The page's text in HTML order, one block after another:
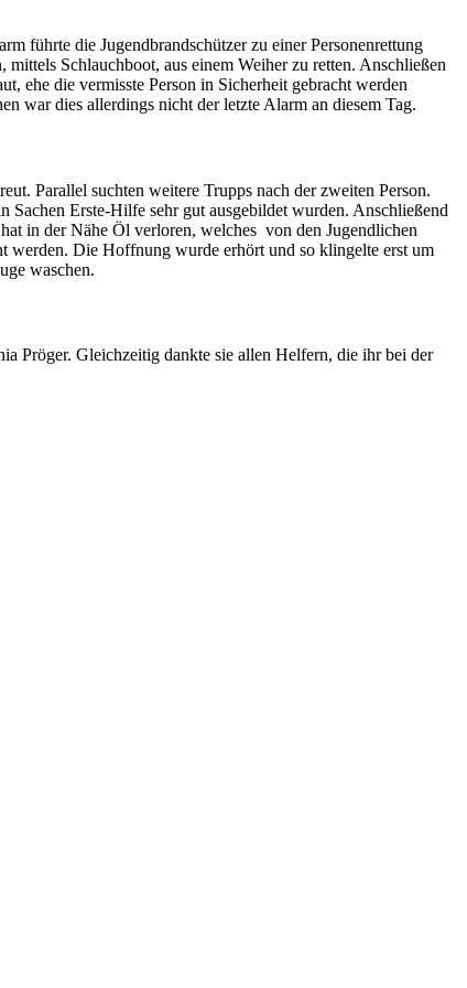
führte die Jugendbrandschützer zu einer Personenrettung
Schlauchboot, aus einem Weiher zu retten. Anschließen
ehe die vermisste Person in Sicherheit gebracht werden
war dies allerdings nicht der letzte Alarm an diesem Tag.
Parallel suchten weitere Trupps nach der zweiten Person.
Sachen Erste-Hilfe sehr gut ausgebildet wurden. Anschließend
in der Nähe Öl verloren, welches von den Jugendlichen
werden. Die Hoffnung wurde erhört und so klingelte erst um
waschen.
Pröger. Gleichzeitig dankte sie allen Helfern, die ihr bei der